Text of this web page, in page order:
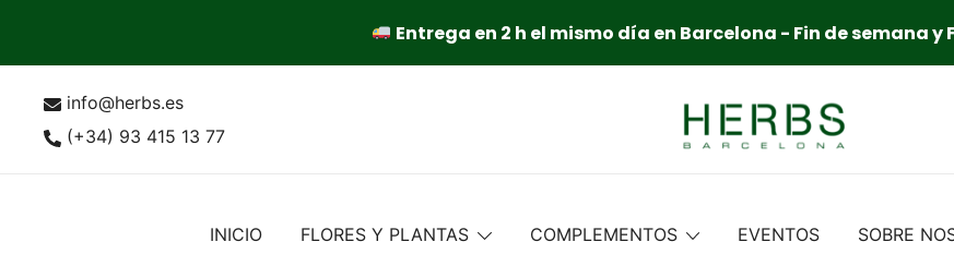
contenido
info@herbs.es
(+34) 93 415 13 77
INICIO FLORES Y PLANTAS COMPLEMENTOS EVENTOS SOBRE
Entrega en 2 h el mismo día en Barcelona - Fin de semana y